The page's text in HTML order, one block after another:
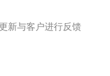
新与客户进行反馈